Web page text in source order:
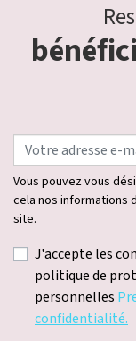
Vous pouvez vous
cela nos informations
site.
J'accepte les
politique de
personnelles
confidentialité.